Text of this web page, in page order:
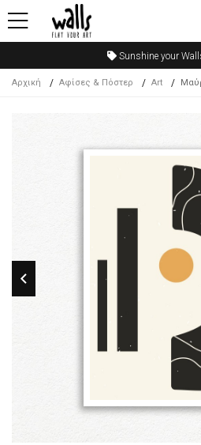
Sunshine your
Αρχική Αφίσες & Πόστερ Art